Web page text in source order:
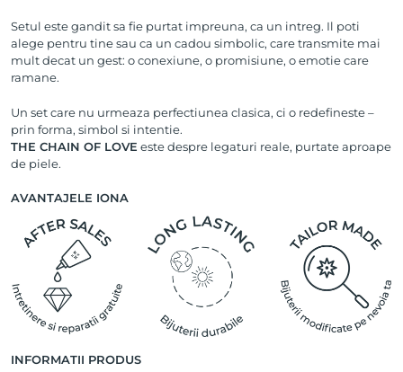
Setul este gandit sa fie purtat impreuna, ca un intreg. Il poti
alege pentru tine sau ca un cadou simbolic, care transmite mai
mult decat un gest: o conexiune, o promisiune, o emotie care
ramane.
Un set care nu urmeaza perfectiunea clasica, ci o redefineste –
prin forma, simbol si intentie.
THE CHAIN OF LOVE este despre legaturi reale, purtate aproape
de piele.
AVANTAJELE IONA
INFORMATII PRODUS